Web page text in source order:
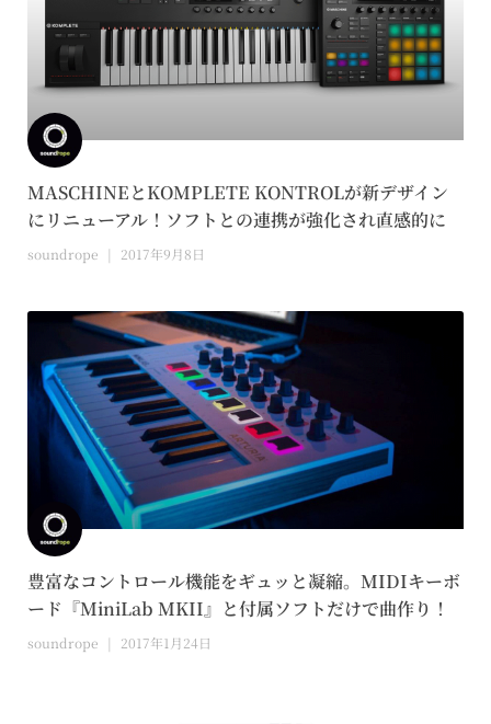
MASCHINEとKOMPLETE KONTROLが新デザイン
にリニューアル！ソフトとの連携が強化され直感的に
soundrope 2017年9月8日
豊富なコントロール機能をギュッと凝縮。MIDIキーボ
ード『MiniLab MKII』と付属ソフトだけで曲作り！
soundrope 2017年1月24日